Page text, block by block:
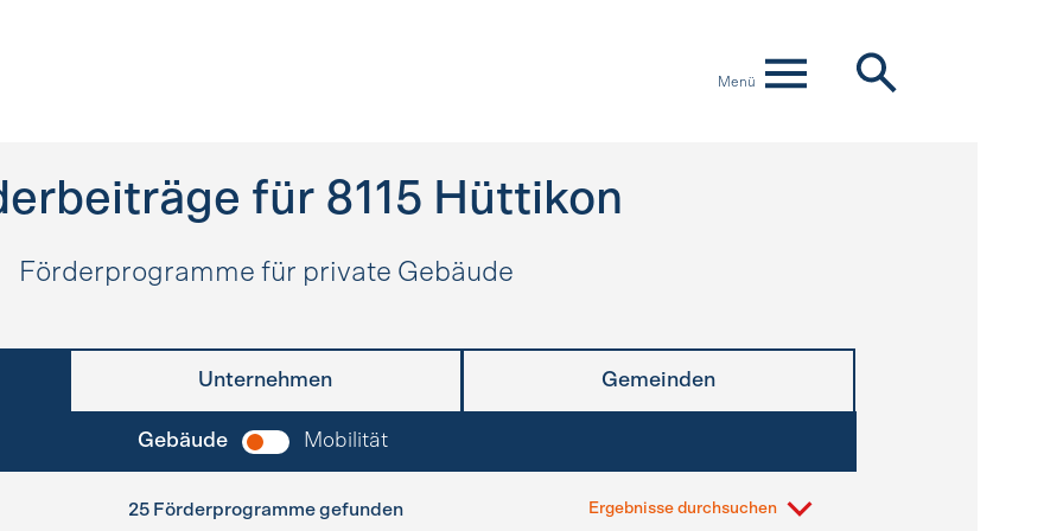
Menü
für 8115 Hüttikon
Förderprogramme für private Gebäude
Unternehmen Gemeinden
Gebäude Mobilität
25 Förderprogramme gefunden Ergebnisse durchsuchen